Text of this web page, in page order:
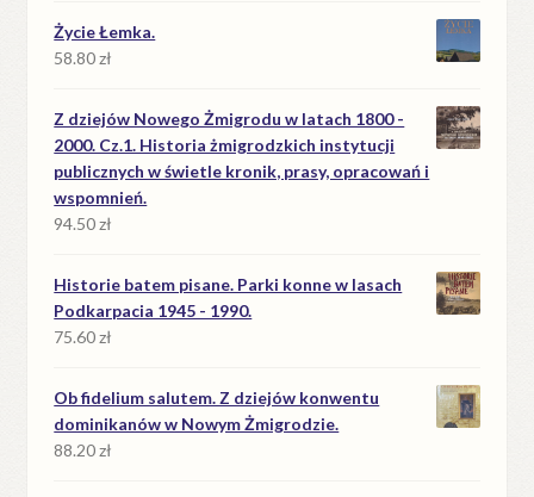
Życie Łemka.
58.80zł
Z dziejów Nowego Żmigrodu w latach 1800 -
2000. Cz.1. Historia żmigrodzkich instytucji
publicznych w świetle kronik, prasy, opracowań i
wspomnień.
94.50zł
Historie batem pisane. Parki konne w lasach
Podkarpacia 1945 - 1990.
75.60zł
Ob fidelium salutem. Z dziejów konwentu
dominikanów w Nowym Żmigrodzie.
88.20zł